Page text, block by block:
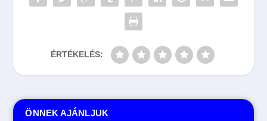
ÉRTÉKELÉS:
ÖNNEK AJÁNLJUK